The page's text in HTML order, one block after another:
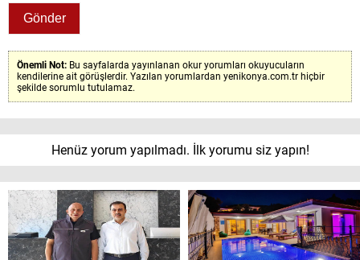
Önemli Not: Bu sayfalarda yayınlanan okur yorumları okuyucuların
kendilerine ait görüşlerdir. Yazılan yorumlardan yenikonya.com.tr hiçbir
şekilde sorumlu tutulamaz.
Henüz yorum yapılmadı. İlk yorumu siz yapın!